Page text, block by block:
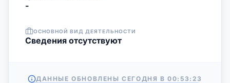
-
ОСНОВНОЙ ВИД ДЕЯТЕЛЬНОСТИ
Cведения отсутствуют
ДАННЫЕ ОБНОВЛЕНЫ СЕГОДНЯ В00:53:23